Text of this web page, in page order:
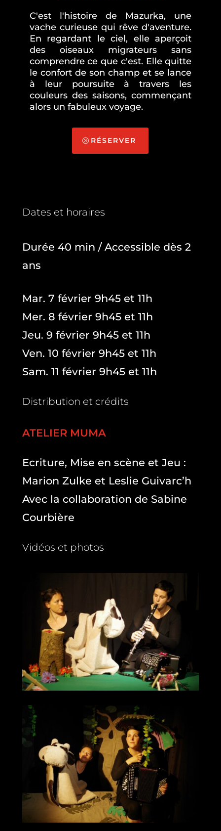
C'est l'histoire de Mazurka, une
vache curieuse qui rêve d'aventure.
En regardant le ciel, elle aperçoit
des oiseaux migrateurs sans
comprendre ce que c'est. Elle quitte
le confort de son champ et se lance
à leur poursuite à travers les
couleurs des saisons, commençant
alors un fabuleux voyage.
RÉSERVER
Dates et horaires
Durée 40 min / Accessible dès 2
ans
Mar. 7 février 9h45 et 11h
Mer. 8 février 9h45 et 11h
Jeu. 9 février 9h45 et 11h
Ven. 10 février 9h45 et 11h
Sam. 11 février 9h45 et 11h
Distribution et crédits
ATELIER MUMA
Ecriture, Mise en scène et Jeu :
Marion Zulke et Leslie Guivarc’h
Avec la collaboration de Sabine
Courbière
Vidéos et photos